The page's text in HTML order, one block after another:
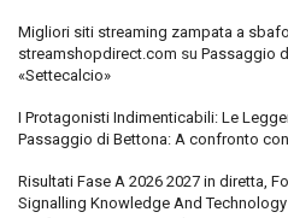
Migliori siti streaming zampata a
streamshopdirect.com su Passaggio
«Settecalcio»
I Protagonisti Indimenticabili: Le
Passaggio di Bettona: A confronto
Risultati Fase A 2026 2027 in diretta,
Signalling Knowledge And Technology